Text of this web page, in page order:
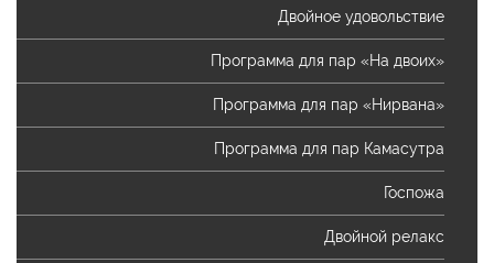
Двойное удовольствие
Программа для пар «На двоих»
Программа для пар «Нирвана»
Программа для пар Камасутра
Госпожа
Двойной релакс